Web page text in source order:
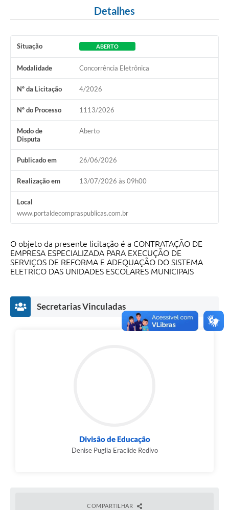
Detalhes
Situação ABERTO
Modalidade Concorrência Eletrônica
Nº da Licitação 4/2026
Nº do Processo 1113/2026
Modo de
Disputa
Aberto
Publicado em 26/06/2026
Realização em 13/07/2026 às 09h00
Local
www.portaldecompraspublicas.com.br
O objeto da presente licitação é a CONTRATAÇÃO DE
EMPRESA ESPECIALIZADA PARA EXECUÇÃO DE
SERVIÇOS DE REFORMA E ADEQUAÇÃO DO SISTEMA
ELETRICO DAS UNIDADES ESCOLARES MUNICIPAIS
Secretarias Vinculadas
Divisão de Educação
Denise Puglia Eraclide Redivo
COMPARTILHAR